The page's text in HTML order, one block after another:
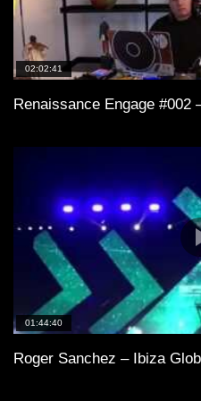
02:02:41
Renaissance Engage #002
01:44:40
Roger Sanchez – Ibiza